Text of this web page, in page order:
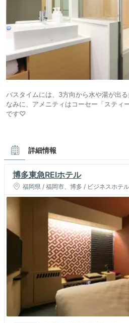
バスタイムには、3方向から水や湯が出
なみに、アメニティはコーセー「スティ
です♡
詳細情報
博多東急REIホテル
福岡県 / 福岡市、博多 / ビジネスホテル